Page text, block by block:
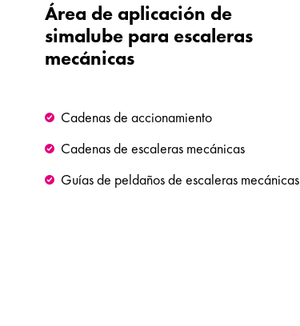
Área de aplicación de
simalube para escaleras
mecánicas
Cadenas de accionamiento
Cadenas de escaleras mecánicas
Guías de peldaños de escaleras mecánicas